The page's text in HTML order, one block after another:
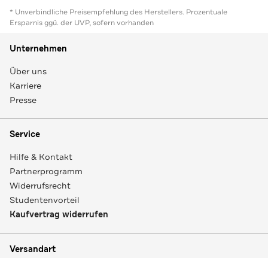
* Unverbindliche Preisempfehlung des Herstellers. Prozentuale
Ersparnis ggü. der UVP, sofern vorhanden
Unternehmen
Über uns
Karriere
Presse
Service
Hilfe & Kontakt
Partnerprogramm
Widerrufsrecht
Studentenvorteil
Kaufvertrag widerrufen
Versandart